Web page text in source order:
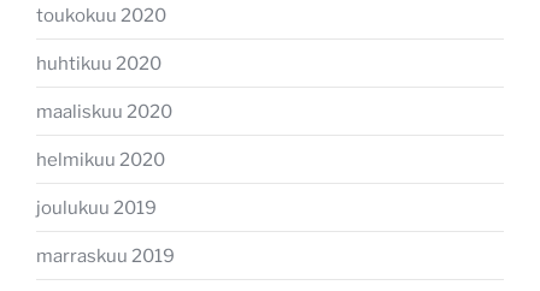
toukokuu 2020
huhtikuu 2020
maaliskuu 2020
helmikuu 2020
joulukuu 2019
marraskuu 2019